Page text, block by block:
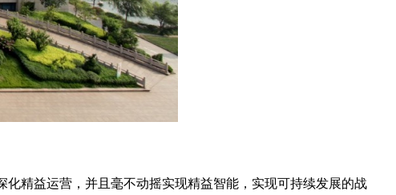
精益运营，并且毫不动摇实现精益智能，实现可持续发展的战